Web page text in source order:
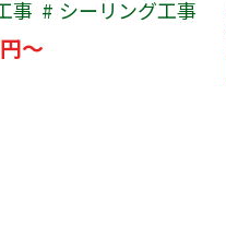
事 シーリング工事
～